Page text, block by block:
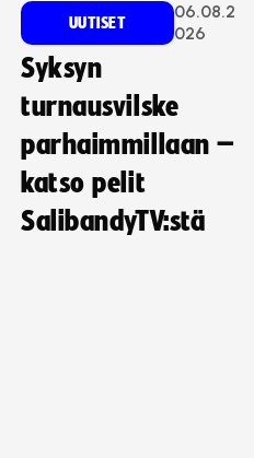
UUTISET
06.08.2
026
Syksyn
turnausvilske
parhaimmillaan –
katso pelit
SalibandyTV:stä